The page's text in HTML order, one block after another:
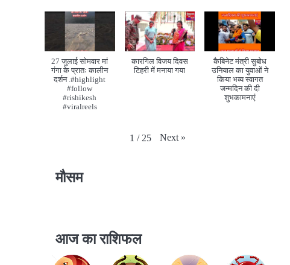
27 जुलाई सोमवार मां
गंगा के प्रातः कालीन
दर्शन .#highlight
#follow
#rishikesh
#viralreels
कारगिल विजय दिवस
टिहरी में मनाया गया
कैबिनेट मंत्री सुबोध
उनियाल का युवाओं ने
किया भव्य स्वागत
जन्मदिन की दी
शुभकामनाएं
1 / 25 Next »
मौसम
आज का राशिफल